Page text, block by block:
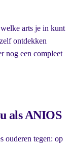
arts je in kunt
ontdekken
nog een compleet
als ANIOS
ouderen tegen: op